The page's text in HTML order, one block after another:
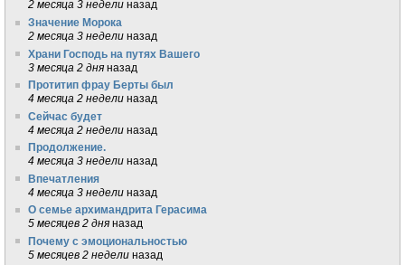
2 месяца 3 недели назад
Значение Морока
2 месяца 3 недели назад
Храни Господь на путях Вашего
3 месяца 2 дня назад
Протитип фрау Берты был
4 месяца 2 недели назад
Сейчас будет
4 месяца 2 недели назад
Продолжение.
4 месяца 3 недели назад
Впечатления
4 месяца 3 недели назад
О семье архимандрита Герасима
5 месяцев 2 дня назад
Почему с эмоциональностью
5 месяцев 2 недели назад